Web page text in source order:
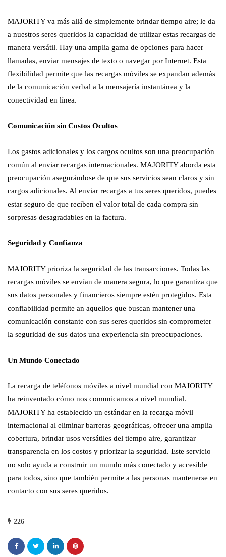
MAJORITY va más allá de simplemente brindar tiempo aire; le da
a nuestros seres queridos la capacidad de utilizar estas recargas de
manera versátil. Hay una amplia gama de opciones para hacer
llamadas, enviar mensajes de texto o navegar por Internet. Esta
flexibilidad permite que las recargas móviles se expandan además
de la comunicación verbal a la mensajería instantánea y la
conectividad en línea.
Comunicación sin Costos Ocultos
Los gastos adicionales y los cargos ocultos son una preocupación
común al enviar recargas internacionales. MAJORITY aborda esta
preocupación asegurándose de que sus servicios sean claros y sin
cargos adicionales. Al enviar recargas a tus seres queridos, puedes
estar seguro de que reciben el valor total de cada compra sin
sorpresas desagradables en la factura.
Seguridad y Confianza
MAJORITY prioriza la seguridad de las transacciones. Todas las
recargas móviles se envían de manera segura, lo que garantiza que
sus datos personales y financieros siempre estén protegidos. Esta
confiabilidad permite an aquellos que buscan mantener una
comunicación constante con sus seres queridos sin comprometer
la seguridad de sus datos una experiencia sin preocupaciones.
Un Mundo Conectado
La recarga de teléfonos móviles a nivel mundial con MAJORITY
ha reinventado cómo nos comunicamos a nivel mundial.
MAJORITY ha establecido un estándar en la recarga móvil
internacional al eliminar barreras geográficas, ofrecer una amplia
cobertura, brindar usos versátiles del tiempo aire, garantizar
transparencia en los costos y priorizar la seguridad. Este servicio
no solo ayuda a construir un mundo más conectado y accesible
para todos, sino que también permite a las personas mantenerse en
contacto con sus seres queridos.
226